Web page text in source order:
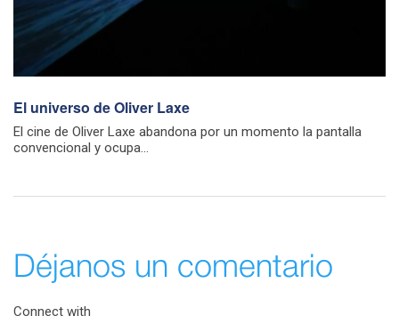
El universo de Oliver Laxe
El cine de Oliver Laxe abandona por un momento la pantalla
convencional y ocupa...
Déjanos un comentario
Connect with